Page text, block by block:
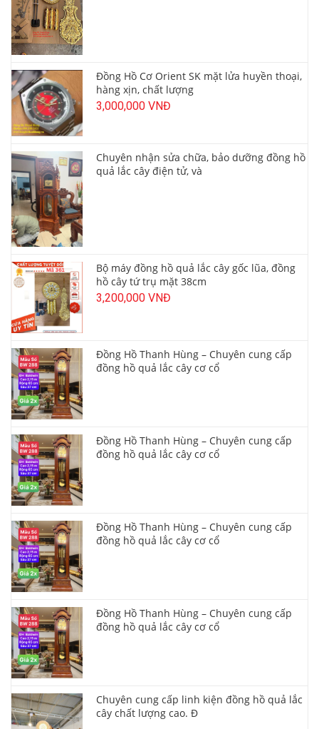
Đồng Hồ Cơ Orient SK mặt lửa huyền thoại,
hàng xịn, chất lượng
3,000,000 VNĐ
Chuyên nhận sửa chữa, bảo dưỡng đồng hồ
quả lắc cây điện tử, và
Bộ máy đồng hồ quả lắc cây gốc lũa, đồng
hồ cây tứ trụ mặt 38cm
3,200,000 VNĐ
Đồng Hồ Thanh Hùng – Chuyên cung cấp
đồng hồ quả lắc cây cơ cổ
Đồng Hồ Thanh Hùng – Chuyên cung cấp
đồng hồ quả lắc cây cơ cổ
Đồng Hồ Thanh Hùng – Chuyên cung cấp
đồng hồ quả lắc cây cơ cổ
Đồng Hồ Thanh Hùng – Chuyên cung cấp
đồng hồ quả lắc cây cơ cổ
Chuyên cung cấp linh kiện đồng hồ quả lắc
cây chất lượng cao. Đ